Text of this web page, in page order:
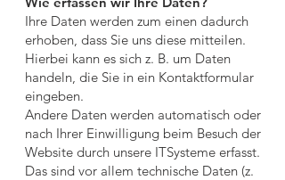
Ihre Daten werden zum einen dadurch
erhoben, dass Sie uns diese mitteilen.
Hierbei kann es sich z. B. um Daten
handeln, die Sie in ein Kontaktformular
eingeben.
Andere Daten werden automatisch oder
nach Ihrer Einwilligung beim Besuch der
Website durch unsere ITSysteme erfasst.
Das sind vor allem technische Daten (z.